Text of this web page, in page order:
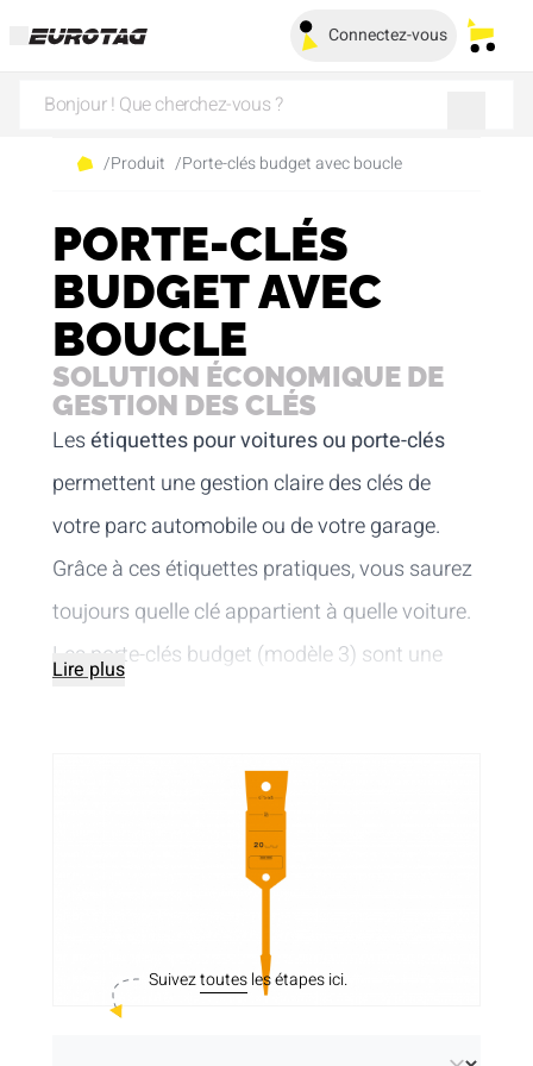
Connectez-vous Mes
/Produit /Porte-clés budget avec boucle
PORTE-CLÉS
BUDGET AVEC
BOUCLE
SOLUTION ÉCONOMIQUE DE
GESTION DES CLÉS
Lesétiquettes pour voitures ou porte-clés
permettent une gestion claire des clés de
votre parc automobile ou de votre garage.
Grâce à ces étiquettes pratiques, vous saurez
toujours quelle clé appartient à quelle voiture.
Les porte-clés budget (modèle 3) sont une
. Comme nos porte-clés avec
, les étiquettes pour voiture
sont dotées d'un système de verrouillage
fabriquées en Polyart (0,29 mm) pour une
utilisation à long terme. Mesurant 150 x 27
Lire plus
Suiveztoutesles étapes ici.